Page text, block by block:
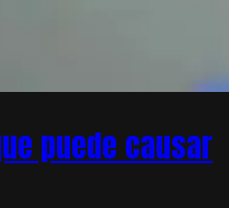
puede causar